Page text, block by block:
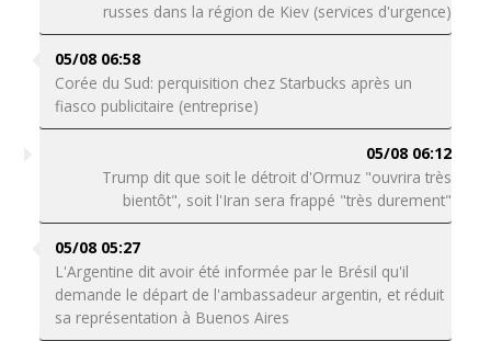
russes dans la région de Kiev (services d'urgence)
05/08 06:58
Corée du Sud: perquisition chez Starbucks après un
fiasco publicitaire (entreprise)
05/08 06:12
Trump dit que soit le détroit d'Ormuz "ouvrira très
bientôt", soit l'Iran sera frappé "très durement"
05/08 05:27
L'Argentine dit avoir été informée par le Brésil qu'il
demande le départ de l'ambassadeur argentin, et réduit
sa représentation à Buenos Aires